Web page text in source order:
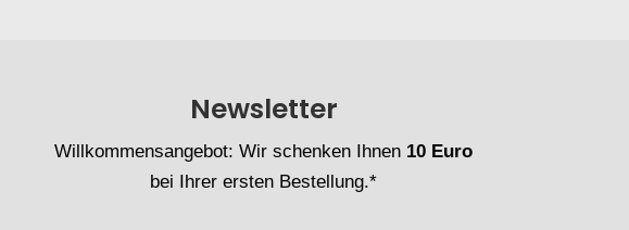
Newsletter
Willkommensangebot: Wir schenken Ihnen 10 Euro
bei Ihrer ersten Bestellung.*